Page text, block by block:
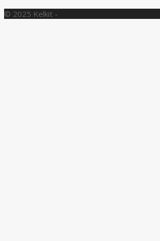
© 2025 Kelkit -